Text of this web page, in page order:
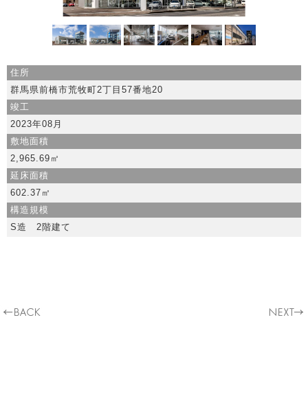
住所
群馬県前橋市荒牧町2丁目57番地20
竣工
2023年08月
敷地面積
2,965.69㎡
延床面積
602.37㎡
構造規模
S造 2階建て